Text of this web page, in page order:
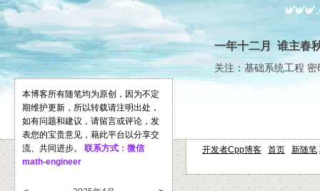
一年十二月 谁主春
关注：基础系统工程
开发者Cpp博客 首页 新随笔
本博客所有随笔均为原创，因为不定
期维护更新，所以转载请注明出处，
如有问题和建议，请留言或评论，发
表您的宝贵意见，藉此平台以分享交
流、共同进步。 联系方式：微信
math-engineer